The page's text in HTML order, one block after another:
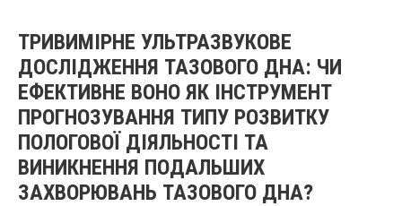
ТРИВИМІРНЕ УЛЬТРАЗВУКОВЕ
ДОСЛІДЖЕННЯ ТАЗОВОГО ДНА: ЧИ
ЕФЕКТИВНЕ ВОНО ЯК ІНСТРУМЕНТ
ПРОГНОЗУВАННЯ ТИПУ РОЗВИТКУ
ПОЛОГОВОЇ ДІЯЛЬНОСТІ ТА
ВИНИКНЕННЯ ПОДАЛЬШИХ
ЗАХВОРЮВАНЬ ТАЗОВОГО ДНА?